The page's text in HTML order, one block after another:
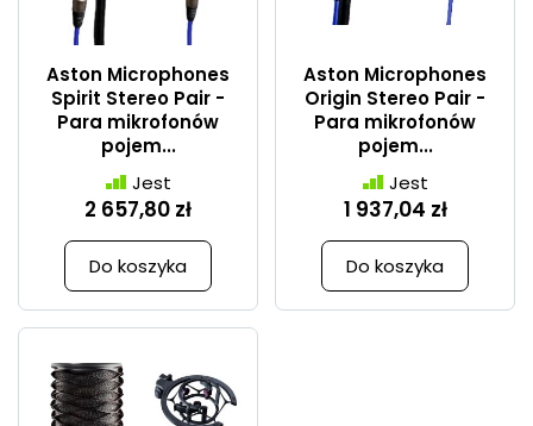
Aston Microphones
Spirit Stereo Pair -
Para mikrofonów
pojem...
Jest
2 657,80 zł
Do koszyka
Aston Microphones
Origin Stereo Pair -
Para mikrofonów
pojem...
Jest
1 937,04 zł
Do koszyka